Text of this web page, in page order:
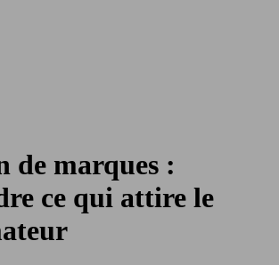
de marques :
ce qui attire le